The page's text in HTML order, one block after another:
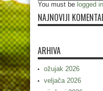
You must be logged in
NAJNOVIJI
ARHIVA
ožujak 2026
veljača 2026